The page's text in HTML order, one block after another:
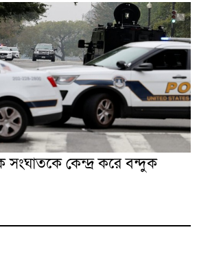
সংঘাতকে কেন্দ্র করে বন্দুক